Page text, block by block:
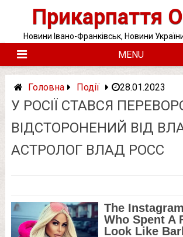
Прикарпаття
Новини Івано-Франківськ, Новини
MENU
Головна Події 28.01.2023
У РОСІЇ СТАВСЯ
ВІДСТОРОНЕНИЙ ВІД
АСТРОЛОГ ВЛАД РОСС